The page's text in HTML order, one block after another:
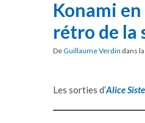
Konami
rétro de la
DeGuillaume Verdin dans
Les sorties d’Alice